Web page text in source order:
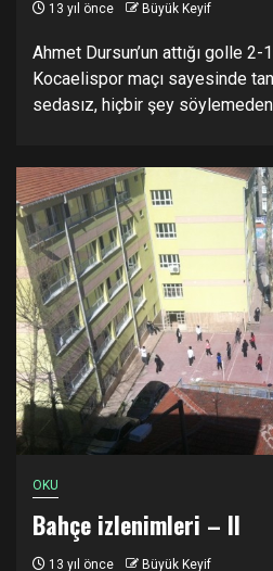
13 yıl önce Büyük Keyif
Ahmet Dursun’un attığı golle
Kocaelispor maçı sayesinde
sedasız, hiçbir şey söylemeden
OKU
Bahçe izlenimleri – II
13 yıl önce Büyük Keyif